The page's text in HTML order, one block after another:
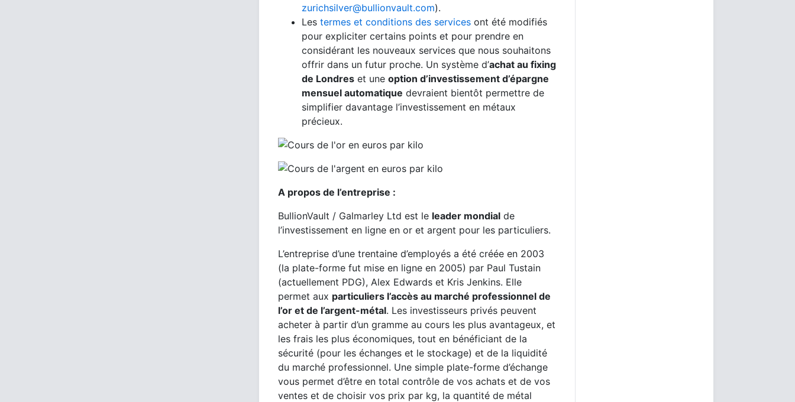
zurichsilver@bullionvault.com).
Les termes et conditions des services ont été modifiés
pour expliciter certains points et pour prendre en
considérant les nouveaux services que nous souhaitons
offrir dans un futur proche. Un système d’achat au fixing
de Londres et une option d’investissement d’épargne
mensuel automatique devraient bientôt permettre de
simplifier davantage l’investissement en métaux
précieux.
A propos de l’entreprise :
BullionVault / Galmarley Ltd est le leader mondial de
l’investissement en ligne en or et argent pour les particuliers.
L’entreprise d’une trentaine d’employés a été créée en 2003
(la plate-forme fut mise en ligne en 2005) par Paul Tustain
(actuellement PDG), Alex Edwards et Kris Jenkins. Elle
permet aux particuliers l’accès au marché professionnel de
l’or et de l’argent-métal. Les investisseurs privés peuvent
acheter à partir d’un gramme au cours les plus avantageux, et
les frais les plus économiques, tout en bénéficiant de la
sécurité (pour les échanges et le stockage) et de la liquidité
du marché professionnel. Une simple plate-forme d’échange
vous permet d’être en total contrôle de vos achats et de vos
ventes et de choisir vos prix par kg, la quantité de métal